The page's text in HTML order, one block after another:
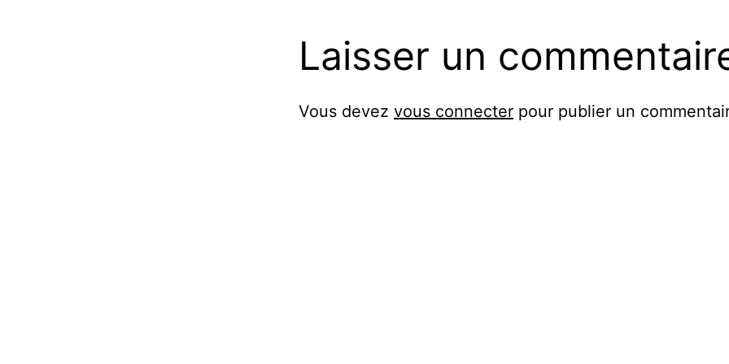
Laisser un
Vous devez vous connecter pour publier un